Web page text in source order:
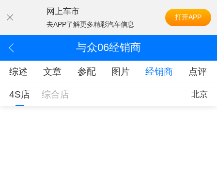
网上车市
去APP了解更多精彩汽车信息
打开APP
与众06经销商
综述 文章 参配 图片 经销商 点评
4S店 综合店 北京